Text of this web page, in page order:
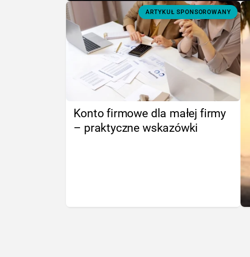
ARTYKUŁ SPONSOROWANY
Konto firmowe dla małej firmy
– praktyczne wskazówki